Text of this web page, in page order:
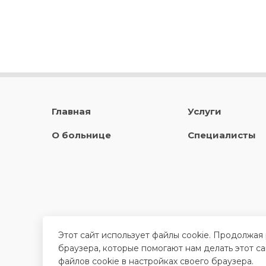
Главная
О больнице
Услуги
Специалисты
Этот сайт использует файлы cookie.
браузера, которые помогают нам делать этот
файлов cookie в настройках своего браузера.